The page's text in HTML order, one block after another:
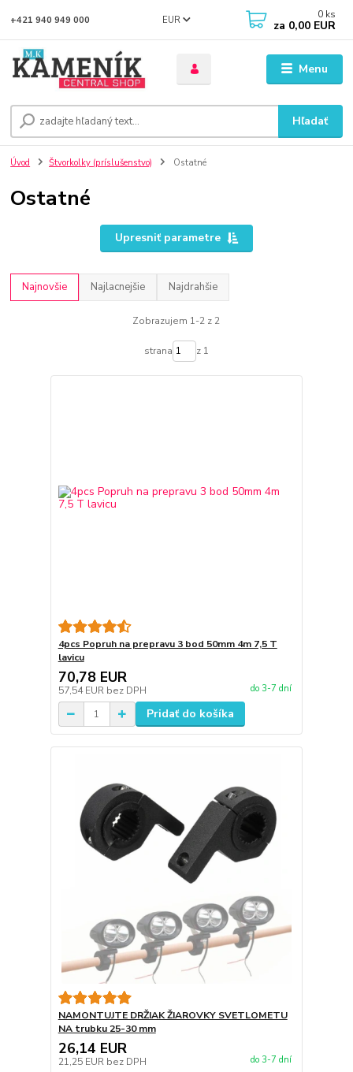
Menu
EUR
Hľadať
+421 940 949 000 0 ks
za 0,00 EUR
Úvod Štvorkolky (príslušenstvo) Ostatné
Ostatné
Upresniť parametre
Najnovšie Najlacnejšie Najdrahšie
Zobrazujem 1-2 z 2
strana z 1
4pcs Popruh na prepravu 3 bod 50mm 4m 7,5 T
lavicu
70,78 EUR
57,54 EUR bez DPH do 3-7 dní
Pridať do košíka
NAMONTUJTE DRŽIAK ŽIAROVKY SVETLOMETU
NA trubku 25-30 mm
26,14 EUR
21,25 EUR bez DPH do 3-7 dní